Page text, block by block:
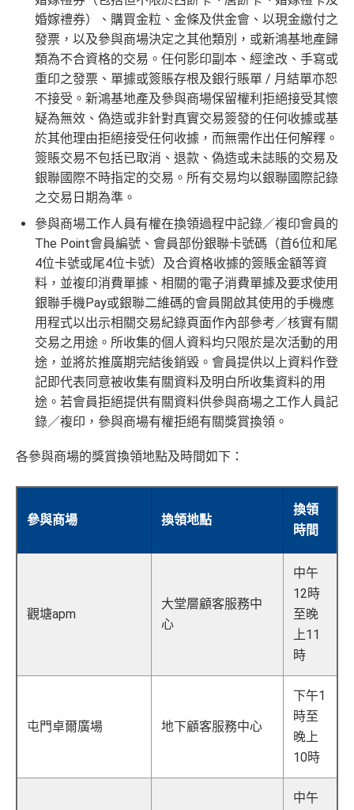
婚嫁禮券）、購買金粒、金條及供金會、以現金繳付之
發票，以及參與商場決定之其他類別，或新鴻基地產歸
類為不合資格的交易。任何影印副本、經塗改、手寫或
重印之發票、單據或簽賬存根及銀行賬單 / 月結單亦恕
不接受。新鴻基地產及參與商場保留權利拒絕接受其懷
疑為無效、偽造或非針對真實交易簽發的任何收據或基
於其他理由拒絕接受任何收據，而無需作出任何解釋。
簽賬交易不包括已取消、退款、偽造或未誌賬的交易及
銀聯國際不時指定的交易。所有交易均以銀聯國際記錄
之交易日期為準。
參與商場工作人員有權在換領過程中記錄／複印會員的
The Point會員編號、會員部份銀聯卡號碼（首6位和尾
4位卡號或尾4位卡號）及合資格收據的簽賬金額等資
料，並複印消費單據、相關的電子消費單據及要求使用
銀聯手機Pay或銀聯二維碼的會員開啟其使用的手機應
用程式以出示相關交易紀錄頁面作內部參考／核實有關
交易之用途。所收集的個人資料均只限於是次活動的用
途，並將於推廣期完結後銷毀。會員提供以上資料作登
記即代表同意被收集有關資料及明白所收集資料的用
途。若會員拒絕提供有關資料供參與商場之工作人員記
錄／複印，參與商場有權拒絕有關獎賞換領。
各參與商場的獎賞換領地點及時間如下：
參與商場 換領地點
換領
時間
觀塘apm
大堂層顧客服務中
心
中午
12時
至晚
上11
時
屯門卓爾廣場 地下顧客服務中心
下午1
時至
晚上
10時
中午